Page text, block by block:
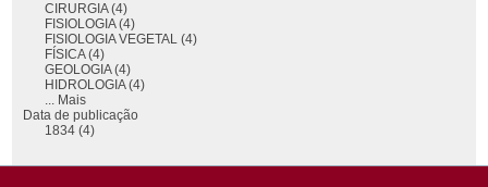
CIRURGIA (4)
FISIOLOGIA (4)
FISIOLOGIA VEGETAL (4)
FÍSICA (4)
GEOLOGIA (4)
HIDROLOGIA (4)
... Mais
Data de publicação
1834 (4)